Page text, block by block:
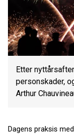
Etter
personskader,
Arthur
Dagens praksis